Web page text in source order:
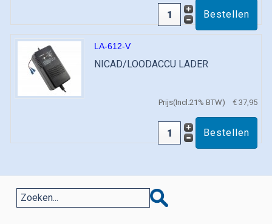
LA-612-V
NICAD/LOODACCU LADER
Prijs(Incl.21% BTW) € 37,95